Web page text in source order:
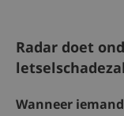
Radar doet
Wanneer